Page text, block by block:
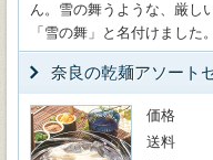
ん。雪の舞うような、厳し
「雪の舞」と名付けました。
奈良の乾麺アソート
価格
送料